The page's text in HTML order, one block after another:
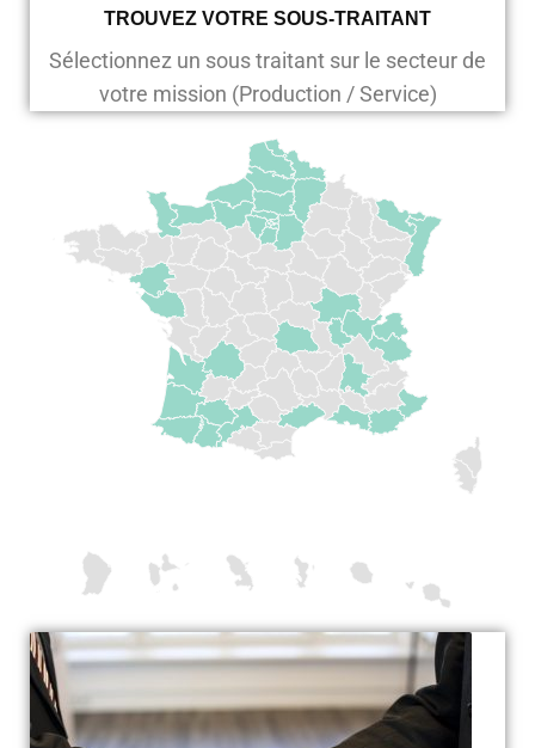
TROUVEZ VOTRE SOUS-TRAITANT
Sélectionnez un sous traitant sur le secteur de
votre mission (Production / Service)